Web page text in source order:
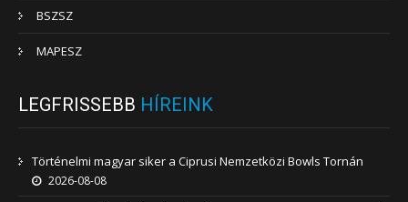
BSZSZ
MAPESZ
LEGFRISSEBB HÍREINK
Történelmi magyar siker a Ciprusi Nemzetközi Bowls Tornán
2026-08-08